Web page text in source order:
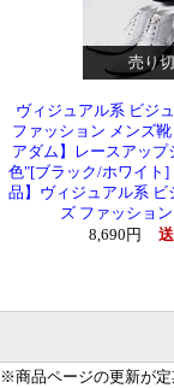
売り
ヴィジュアル系 ビジ
ファッション メンズ
アダム】レースアップ
色"[ブラック/ホワイト]
品】ヴィジュアル系 ビ
ズ ファッショ
8,690円
※商品ページの更新が